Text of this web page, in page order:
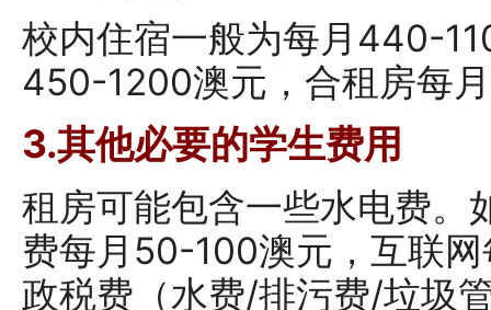
校内住宿一般为每月440-
450-1200澳元，合租房每
3.其他必要的学生费用
租房可能包含一些水电费。
费每月50-100澳元，互联
政税费（水费/排污费/垃圾